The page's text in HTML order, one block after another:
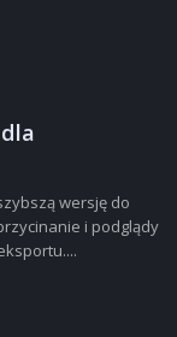
wersję do
i podglądy